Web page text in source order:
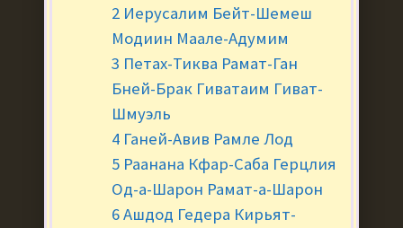
2 Иерусалим Бейт-Шемеш
Модиин Маале-Адумим
3 Петах-Тиква Рамат-Ган
Бней-Брак Гиватаим Гиват-
Шмуэль
4 Ганей-Авив Рамле Лод
5 Раанана Кфар-Саба Герцлия
Од-а-Шарон Рамат-а-Шарон
6 Ашдод Гедера Кирьят-